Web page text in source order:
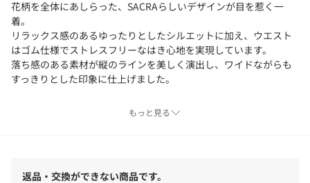
花柄を全体にあしらった、SACRAらしいデザインが目を惹く一
着。
リラックス感のあるゆったりとしたシルエットに加え、ウエスト
はゴム仕様でストレスフリーなはき心地を実現しています。
落ち感のある素材が縦のラインを美しく演出し、ワイドながらも
すっきりとした印象に仕上げました。
もっと見る
返品・交換ができない商品です。